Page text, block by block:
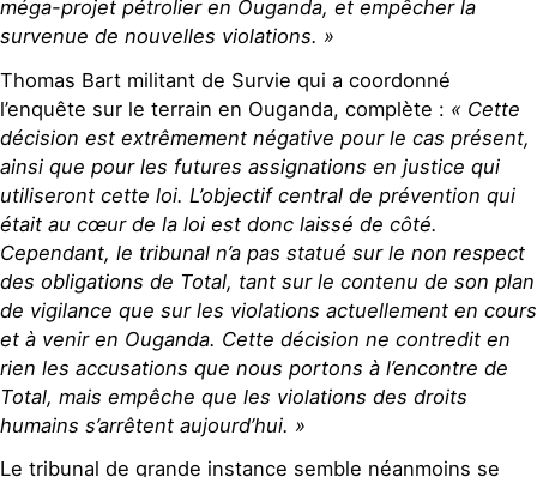
méga-projet pétrolier en Ouganda, et empêcher la
survenue de nouvelles violations. »
Thomas Bart militant de Survie qui a coordonné
l’enquête sur le terrain en Ouganda, complète : « Cette
décision est extrêmement négative pour le cas présent,
ainsi que pour les futures assignations en justice qui
utiliseront cette loi. L’objectif central de prévention qui
était au cœur de la loi est donc laissé de côté.
Cependant, le tribunal n’a pas statué sur le non respect
des obligations de Total, tant sur le contenu de son plan
de vigilance que sur les violations actuellement en cours
et à venir en Ouganda. Cette décision ne contredit en
rien les accusations que nous portons à l’encontre de
Total, mais empêche que les violations des droits
humains s’arrêtent aujourd’hui. »
Le tribunal de grande instance semble néanmoins se